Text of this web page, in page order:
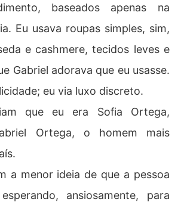
baseados apenas na
Eu usava roupas simples, sim,
e cashmere, tecidos leves e
Gabriel adorava que eu usasse.
eu via luxo discreto.
que eu era Sofia Ortega,
Ortega, o homem mais
a menor ideia de que a pessoa
ansiosamente, para